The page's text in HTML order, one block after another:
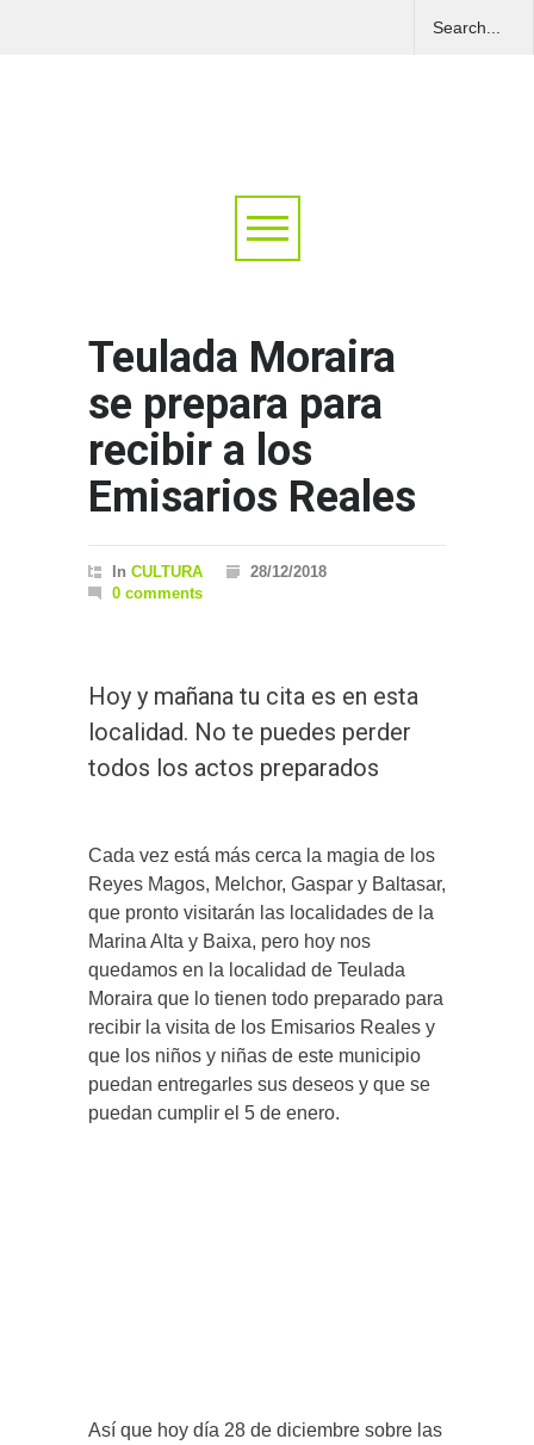
Teulada Moraira
se prepara para
recibir a los
Emisarios Reales
In CULTURA
28/12/2018
0 comments
Hoy y mañana tu cita es en esta
localidad. No te puedes perder
todos los actos preparados
Cada vez está más cerca la magia de los
Reyes Magos, Melchor, Gaspar y Baltasar,
que pronto visitarán las localidades de la
Marina Alta y Baixa, pero hoy nos
quedamos en la localidad de Teulada
Moraira que lo tienen todo preparado para
recibir la visita de los Emisarios Reales y
que los niños y niñas de este municipio
puedan entregarles sus deseos y que se
puedan cumplir el 5 de enero.
Así que hoy día 28 de diciembre sobre las